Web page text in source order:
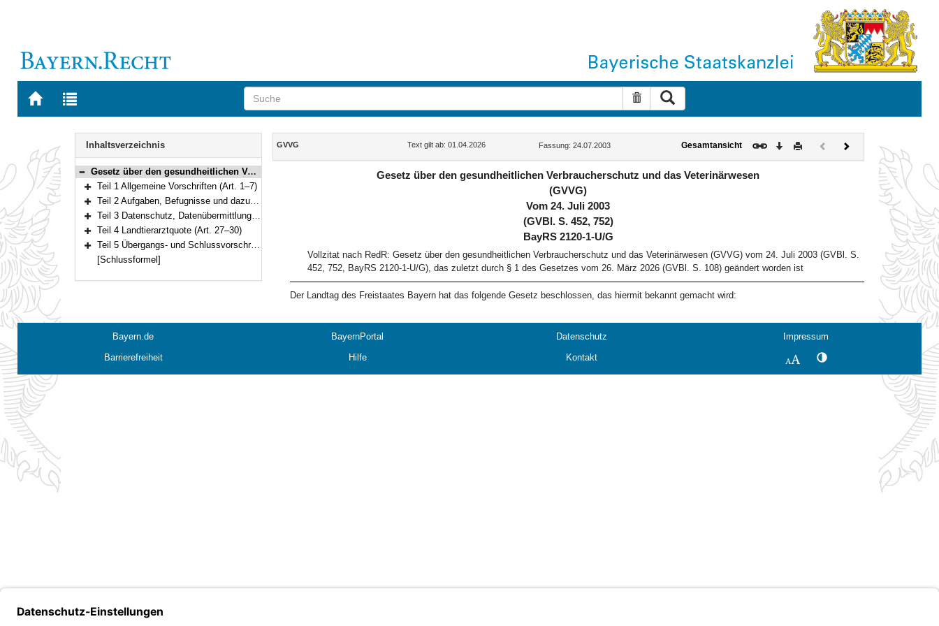
Zur
BAYERN.RECHT
Zur
letzten
Suche zurücksetzen
Navigation
Inhaltsverzeichnis
Bereich reduzieren
Gesetz über den gesundheitlichen Verbraucherschutz und das Veterinärwesen (GVVG) Vom 24. Juli 2003 (GVBl. S. 452, 752) BayRS 2120-1-U/G (Art. 1–35)
Bereich erweitern
Teil 1 Allgemeine Vorschriften (Art. 1–7)
Bereich erweitern
Teil 2 Aufgaben, Befugnisse und dazugehörige Pflichten (Art. 8–23)
Bereich erweitern
Teil 3 Datenschutz, Datenübermittlung (Art. 24–26)
Bereich erweitern
Teil 4 Landtierarztquote (Art. 27–30)
Bereich erweitern
Teil 5 Übergangs- und Schlussvorschriften (Art. 31–35)
[Schlussformel]
Inhalt
GVVG Text gilt ab: 01.04.2026 Fassung: 24.07.2003 Gesamtansicht Download
DruckenVorherigesNächstes
Dokument
Gesetz über den gesundheitlichen Verbraucherschutz und das Veterinärwesen
(GVVG)
Vom 24. Juli 2003
(GVBl. S. 452, 752)
BayRS 2120-1-U/G
Vollzitat nach RedR: Gesetz über den gesundheitlichen Verbraucherschutz und das Veterinärwesen (GVVG) vom 24. Juli 2003 (GVBl. S.
452, 752, BayRS 2120-1-U/G), das zuletzt durch § 1 des Gesetzes vom 26. März 2026 (GVBl. S. 108) geändert worden ist
Der Landtag des Freistaates Bayern hat das folgende Gesetz beschlossen, das hiermit bekannt gemacht wird:
Bayern.de BayernPortal Datenschutz
Impressum
Barrierefreiheit
Hilfe Kontakt SchriftgrößeKontrastwechsel